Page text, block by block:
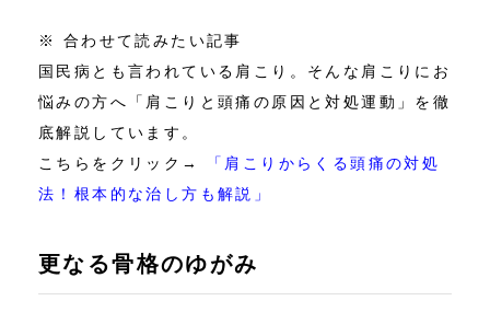
※ 合わせて読みたい記事
国民病とも言われている肩こり。そんな肩こりにお
悩みの方へ「肩こりと頭痛の原因と対処運動」を徹
底解説しています。
こちらをクリック→
「肩こりからくる頭痛の対処
法！根本的な治し方も解説」
更なる骨格のゆがみ